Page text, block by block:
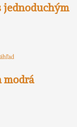
jednoduchým
modrá